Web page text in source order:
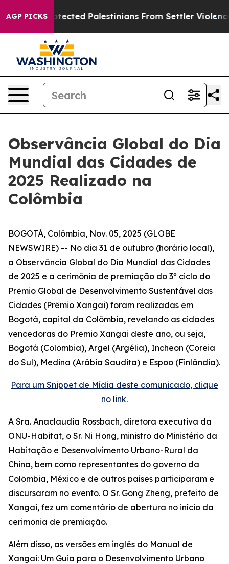
AGP PICKS
Who Protected Palestinians From Settler Violence
Observância Global do Dia
Mundial das Cidades de
2025 Realizado na
Colômbia
BOGOTÁ, Colômbia, Nov. 05, 2025 (GLOBE
NEWSWIRE) -- No dia 31 de outubro (horário local),
a Observância Global do Dia Mundial das Cidades
de 2025 e a cerimônia de premiação do 3º ciclo do
Prêmio Global de Desenvolvimento Sustentável das
Cidades (Prêmio Xangai) foram realizadas em
Bogotá, capital da Colômbia, revelando as cidades
vencedoras do Prêmio Xangai deste ano, ou seja,
Bogotá (Colômbia), Argel (Argélia), Incheon (Coreia
do Sul), Medina (Arábia Saudita) e Espoo (Finlândia).
Para um Snippet de Mídia deste comunicado, clique
no link.
A Sra. Anaclaudia Rossbach, diretora executiva da
ONU-Habitat, o Sr. Ni Hong, ministro do Ministério da
Habitação e Desenvolvimento Urbano-Rural da
China, bem como representantes do governo da
Colômbia, México e de outros países participaram e
discursaram no evento. O Sr. Gong Zheng, prefeito de
Xangai, fez um comentário de abertura no início da
cerimônia de premiação.
Além disso, as versões em inglês do Manual de
Xangai: Um Guia para o Desenvolvimento Urbano